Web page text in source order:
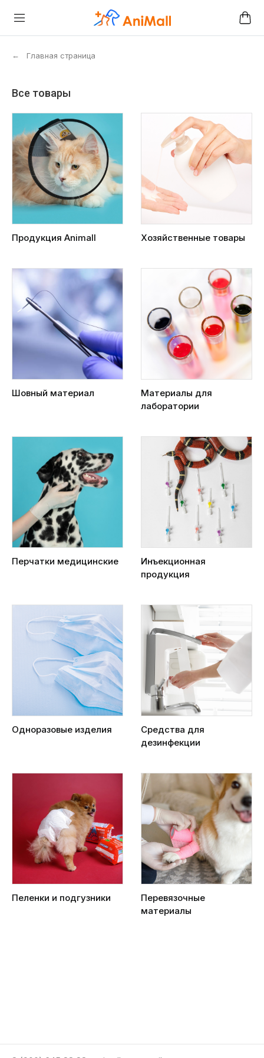
← Главная страница
Все товары
Продукция Animall Хозяйственные товары
Шовный материал
Материалы для
лаборатории
Перчатки медицинские
Инъекционная
продукция
Одноразовые изделия
Средства для
дезинфекции
Пеленки и подгузники
Перевязочные
материалы